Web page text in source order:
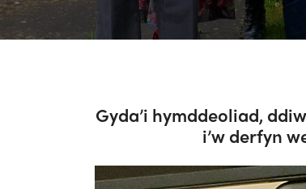
Gyda’i hymddeoliad,
i’w derfyn